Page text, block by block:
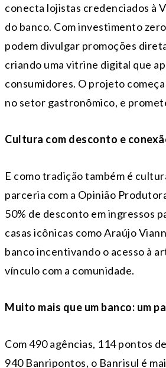
conecta lojistas credenciados à
do banco. Com investimento
podem divulgar promoções
criando uma vitrine digital que
consumidores. O projeto
no setor gastronômico, e
Cultura com desconto e
E como tradição também é
parceria com a Opinião
50% de desconto em ingressos
casas icônicas como Araújo
banco incentivando o acesso à
vínculo com a comunidade.
Muito mais que um banco: um
Com 490 agências, 114 pontos
940 Banripontos, o Banrisul é